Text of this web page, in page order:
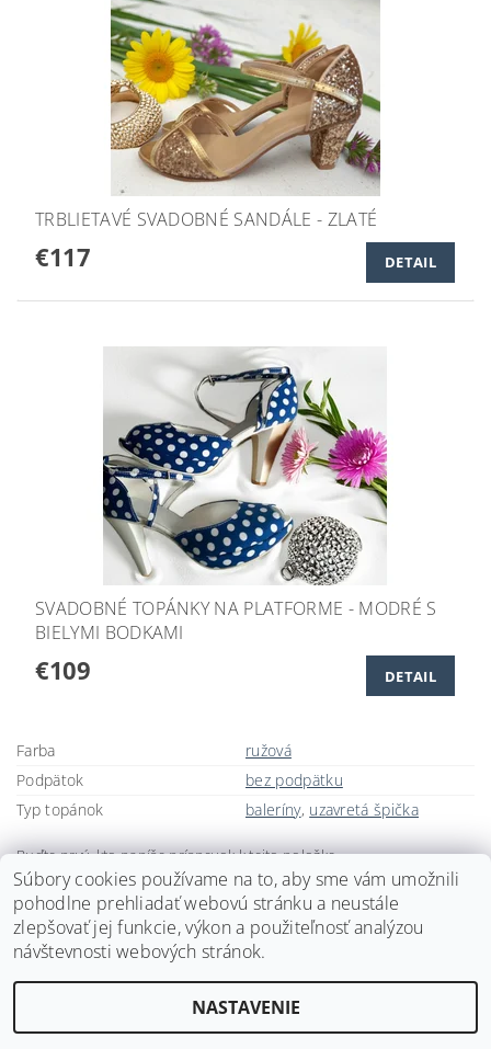
TRBLIETAVÉ SVADOBNÉ SANDÁLE - ZLATÉ
€117 DETAIL
SVADOBNÉ TOPÁNKY NA PLATFORME - MODRÉ S
BIELYMI BODKAMI
€109 DETAIL
Farba
ružová
Podpätok
bez podpätku
Typ topánok
baleríny, uzavretá špička
Buďte prvý, kto napíše príspevok k tejto položke.
Pridať komentár
2026 ©Svadobné doplnky BRIANNA, všetky práva vyhradené
Súbory cookies používame na to, aby sme vám umožnili
pohodlne prehliadať webovú stránku a neustále
zlepšovať jej funkcie, výkon a použiteľnosť analýzou
návštevnosti webových stránok.
NASTAVENIE